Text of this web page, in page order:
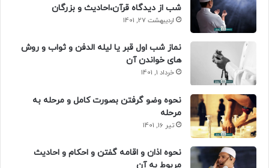
شب از دیدگاه قرآن،احادیث و بزرگان
اردیبهشت 27, 1401
نماز شب اول قبر یا لیله الدفن و ثواب و روش
های خواندن آن
خرداد 1, 1401
نحوه وضو گرفتن بصورت کامل و مرحله به
مرحله
تیر 16, 1401
نحوه اذان و اقامه گفتن و احکام و احادیث
مربوط به آن